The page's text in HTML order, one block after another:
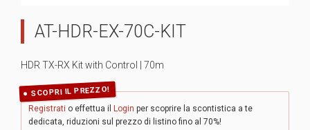
AT-HDR-EX-70C-KIT
HDR TX-RX Kit with Control | 70m
SCOPRI IL PREZZO!
Registrati o effettua il Login per scoprire la scontistica a te
dedicata, riduzioni sul prezzo di listino fino al 70%!